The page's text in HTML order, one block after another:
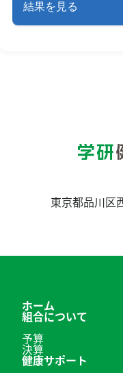
結果を見る
東京都品川区
ホーム
組合について
予算
決算
健康サポート